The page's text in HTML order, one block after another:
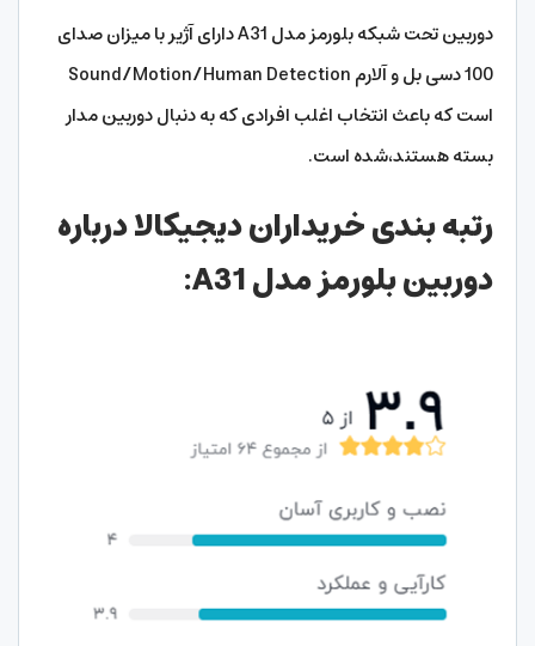
دوربین تحت شبکه بلورمز مدل A31 دارای آژیر با میزان صدای
100 دسی بل و آلارم Sound/Motion/Human Detection
است که باعث انتخاب اغلب افرادی که به دنبال دوربین مدار
بسته هستند،شده است.
رتبه بندی خریداران دیجیکالا درباره
دوربین بلورمز مدل A31: